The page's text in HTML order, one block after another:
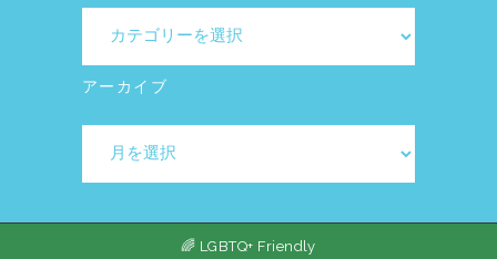
アーカイブ
イ
🌈 LGBTQ+ Friendly